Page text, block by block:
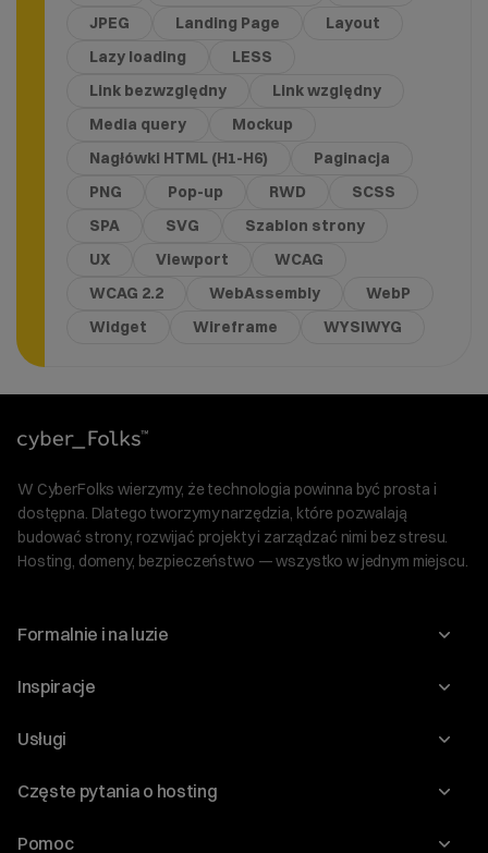
JPEG
Landing Page
Layout
Lazy loading
LESS
Link bezwzględny
Link względny
Media query
Mockup
Nagłówki HTML (H1-H6)
Paginacja
PNG
Pop-up RWD
SCSS
SPA
SVG
Szablon strony
UX
Viewport
WCAG
WCAG 2.2
WebAssembly
WebP
Widget
Wireframe WYSIWYG
W CyberFolks wierzymy, że technologia powinna być prosta i
dostępna. Dlatego tworzymy narzędzia, które pozwalają
budować strony, rozwijać projekty i zarządzać nimi bez stresu.
Hosting, domeny, bezpieczeństwo — wszystko w jednym miejscu.
Formalnie i na luzie
O nas
Program Korzyści dla Inwestorów
Regulaminy i specyfikacje
Inspiracje
Blog
WordPress
Audyt stron
Usługi
Domeny
Częste pytania o hosting
Jak przenieść stronę?
Pomoc